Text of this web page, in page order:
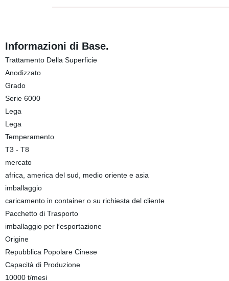
Informazioni di Base.
Trattamento Della Superficie
Anodizzato
Grado
Serie 6000
Lega
Lega
Temperamento
T3 - T8
mercato
africa, america del sud, medio oriente e asia
imballaggio
caricamento in container o su richiesta del cliente
Pacchetto di Trasporto
imballaggio per l′esportazione
Origine
Repubblica Popolare Cinese
Capacità di Produzione
10000 t/mesi